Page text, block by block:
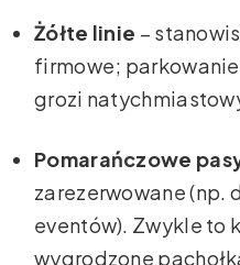
Żółte linie –
firmowe;
grozi
Pomarańczowe
zarezerwowane (np.
eventów). Zwykle to
wygrodzone